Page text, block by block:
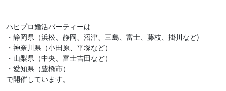
ハピプロ婚活パーティーは
・静岡県（浜松、静岡、沼津、三島、富士、藤枝、掛川など)
・神奈川県（小田原、平塚など）
・山梨県（中央、富士吉田など）
・愛知県（豊橋市）
で開催しています。